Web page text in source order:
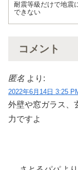
耐震等級だけで地震
できない
コメント
匿名 より:
2022年6月14日 3:25
外壁や窓ガラス、
力ですよ